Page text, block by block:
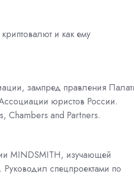
и как ему
зампред правления
юристов России.
Chambers and Partners.
MINDSMITH, изучающей
Руководил спецпроектами по